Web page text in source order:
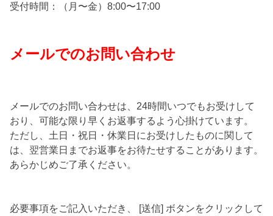
受付時間：（月〜金）8:00〜17:00
メールでのお問い合わせ
メールでのお問い合わせは、24時間いつでもお受けして
おり、可能な限り早くお返事するよう心掛けています。
ただし、土日・祝日・休業日にお受けしたものに関して
は、翌営業日までお返事をお待たせすることがあります。
あらかじめご了承ください。
必要事項をご記入いただき、 [送信] ボタンをクリックして